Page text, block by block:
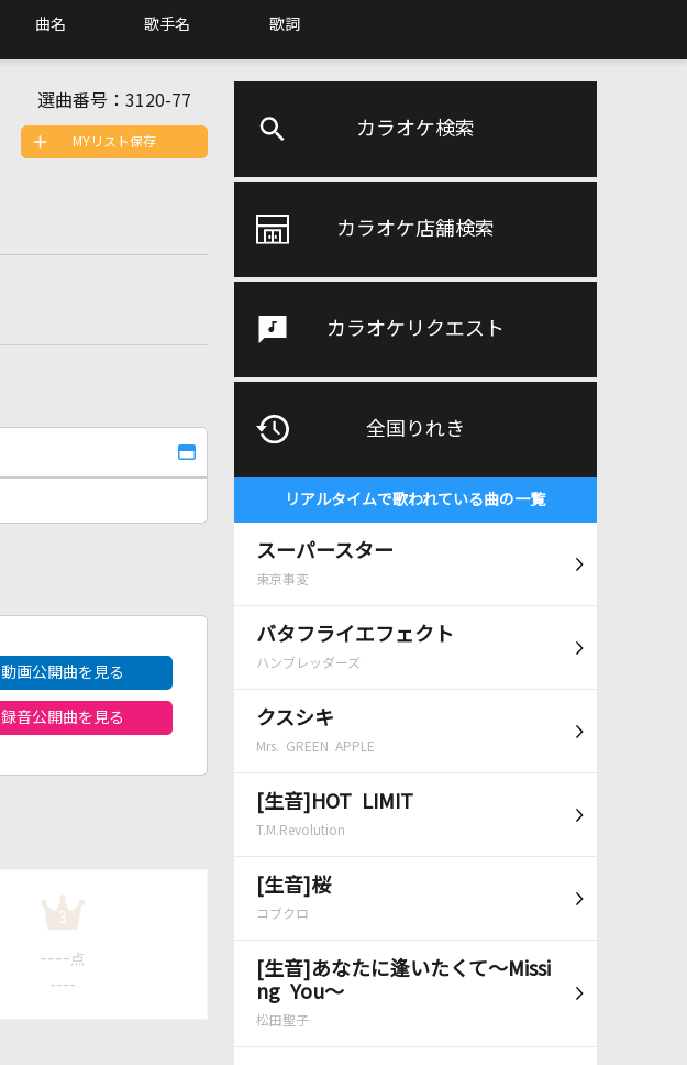
曲名 歌手名 歌詞
カラオケ検索
カラオケ店舗検索
カラオケリクエスト
全国りれき
リアルタイムで歌われている曲の一覧
スーパースター
東京事変
バタフライエフェクト
ハンブレッダーズ
クスシキ
Mrs. GREEN APPLE
[生音]HOT LIMIT
T.M.Revolution
[生音]桜
コブクロ
[生音]あなたに逢いたくて～Missi
ng You～
松田聖子
選曲番号： 3120-77
MYリスト保存
動画公開曲を見る
録音公開曲を見る
3
---- 点
----